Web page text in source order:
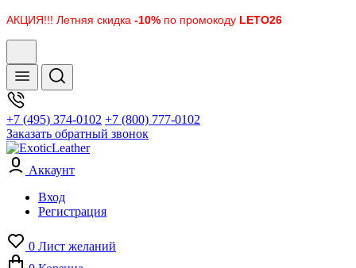
АКЦИЯ!!! Летняя скидка -10% по промокоду LETO26
+7 (495) 374-0102 +7 (800) 777-0102
Заказать обратный звонок
Аккаунт
Вход
Регистрация
0 Лист желаний